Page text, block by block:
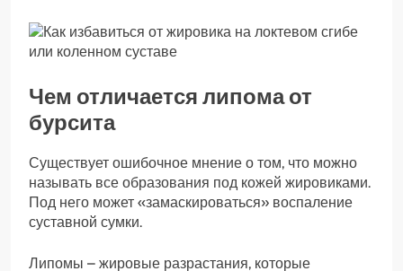
Чем отличается липома от
бурсита
Существует ошибочное мнение о том, что можно
называть все образования под кожей жировиками.
Под него может «замаскироваться» воспаление
суставной сумки.
Липомы – жировые разрастания, которые